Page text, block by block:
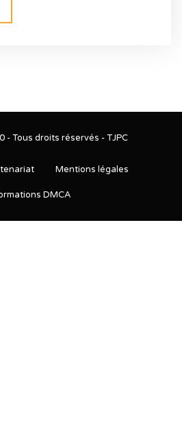
- Tous droits réservés - TJPC
Mentions légales
DMCA